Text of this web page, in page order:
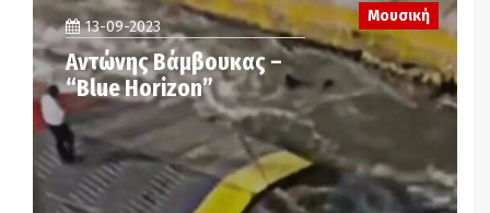
13-09-2023
Αντώνης Βάμβουκας –
“Blue Horizon”
Μουσική